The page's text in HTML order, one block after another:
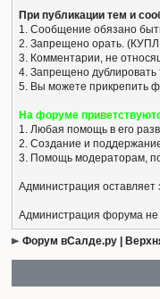
При публикации тем и
1. Сообщение обязано
2. Запрещено орать.
3. Комментарии, не
4. Запрещено
5. Вы можете прикрепить
На форуме
1. Любая помощь в его
2. Создание и
3. Помощь модераторам,
Администрация
Администрация форума не
Форум вСалде.ру |